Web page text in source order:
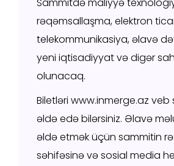
Sammitdə maliyyə
rəqəmsallaşma, elektron
telekommunikasiya, əlavə
yeni iqtisadiyyat və digər
olunacaq.
Biletləri www.inmerge.az veb
əldə edə bilərsiniz. Əlavə
əldə etmək üçün sammitin
səhifəsinə və sosial media